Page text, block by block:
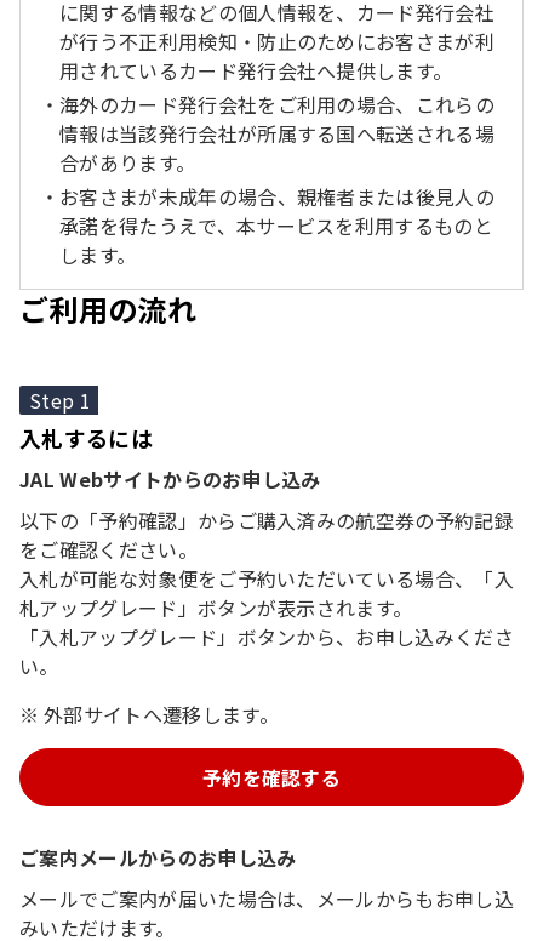
に関する情報などの個人情報を、カード発行会社
が行う不正利用検知・防止のためにお客さまが利
用されているカード発行会社へ提供します。
海外のカード発行会社をご利用の場合、これらの
情報は当該発行会社が所属する国へ転送される場
合があります。
お客さまが未成年の場合、親権者または後見人の
承諾を得たうえで、本サービスを利用するものと
します。
ご利用の流れ
Step 1
入札するには
JAL Webサイトからのお申し込み
以下の「予約確認」からご購入済みの航空券の予約記録
をご確認ください。
入札が可能な対象便をご予約いただいている場合、「入
札アップグレード」ボタンが表示されます。
「入札アップグレード」ボタンから、お申し込みくださ
い。
外部サイトへ遷移します。
予約を確認する
ご案内メールからのお申し込み
メールでご案内が届いた場合は、メールからもお申し込
みいただけます。